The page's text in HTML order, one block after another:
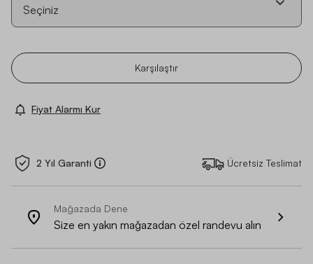
Seçiniz
Karşılaştır
Fiyat Alarmı Kur
2 Yıl Garanti Ücretsiz Teslimat
Mağazada Dene
Size en yakın mağazadan özel randevu alın